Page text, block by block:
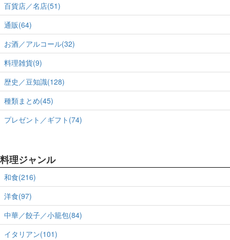
百貨店／名店(51)
通販(64)
お酒／アルコール(32)
料理雑貨(9)
歴史／豆知識(128)
種類まとめ(45)
プレゼント／ギフト(74)
料理ジャンル
和食(216)
洋食(97)
中華／餃子／小籠包(84)
イタリアン(101)